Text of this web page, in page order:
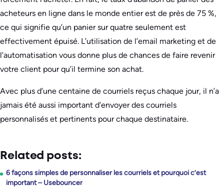
acheteurs en ligne dans le monde entier est de près de 75 %,
ce qui signifie qu’un panier sur quatre seulement est
effectivement épuisé. L’utilisation de l’email marketing et de
l’automatisation vous donne plus de chances de faire revenir
votre client pour qu’il termine son achat.
Avec plus d’une centaine de courriels reçus chaque jour, il n’a
jamais été aussi important d’envoyer des courriels
personnalisés et pertinents pour chaque destinataire.
Related posts:
6 façons simples de personnaliser les courriels et pourquoi c’est
important – Usebouncer